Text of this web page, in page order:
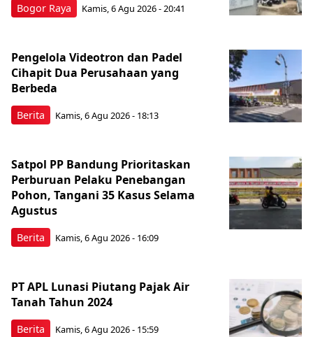
Bogor Raya Kamis, 6 Agu 2026 - 20:41
Berita
Pengelola Videotron dan Padel
Cihapit Dua Perusahaan yang
Berbeda
Kamis, 6 Agu 2026 - 18:13
Berita
Satpol PP Bandung Prioritaskan
Perburuan Pelaku Penebangan
Pohon, Tangani 35 Kasus Selama
Agustus
Kamis, 6 Agu 2026 - 16:09
Berita
PT APL Lunasi Piutang Pajak Air
Tanah Tahun 2024
Kamis, 6 Agu 2026 - 15:59